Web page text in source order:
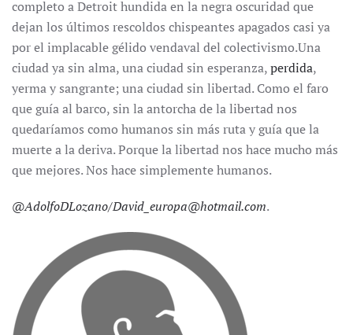
completo a Detroit hundida en la negra oscuridad que
dejan los últimos rescoldos chispeantes apagados casi ya
por el implacable gélido vendaval del colectivismo.Una
ciudad ya sin alma, una ciudad sin esperanza,perdida,
yerma y sangrante; una ciudad sin libertad. Como el faro
que guía al barco, sin la antorcha de la libertad nos
quedaríamos como humanos sin más ruta y guía que la
muerte a la deriva. Porque la libertad nos hace mucho más
que mejores. Nos hace simplemente humanos.
@AdolfoDLozano/David_europa@hotmail.com.